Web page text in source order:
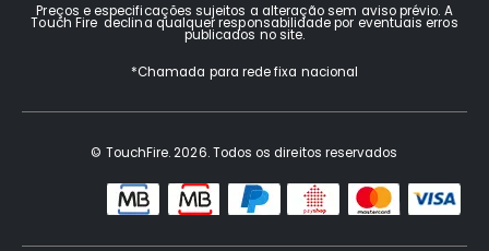
Preços e especificações sujeitos a alteração sem aviso prévio. A
Touch Fire declina qualquer responsabilidade por eventuais erros
publicados no site.
*Chamada para rede fixa nacional
© TouchFire. 2026. Todos os direitos reservados